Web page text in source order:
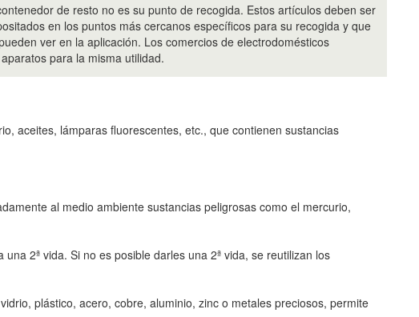
de resto no es su punto de recogida. Estos artículos deben ser
en los puntos más cercanos específicos para su recogida y que
ver en la aplicación. Los comercios de electrodomésticos
para la misma utilidad.
aceites, lámparas fluorescentes, etc., que contienen sustancias
al medio ambiente sustancias peligrosas como el mercurio,
2ª vida. Si no es posible darles una 2ª vida, se reutilizan los
plástico, acero, cobre, aluminio, zinc o metales preciosos, permite